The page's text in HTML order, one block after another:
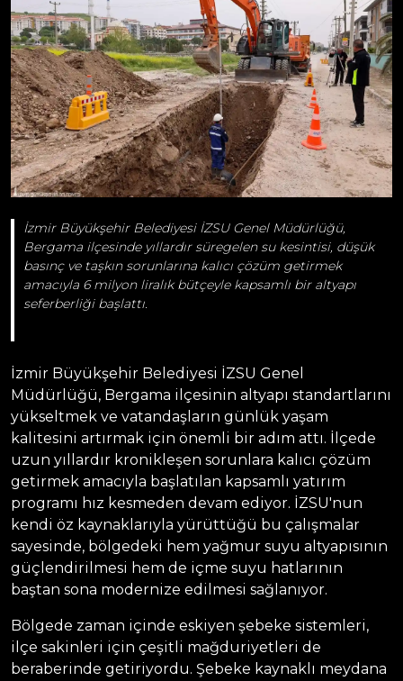
İzmir Büyükşehir Belediyesi İZSU Genel Müdürlüğü,
Bergama ilçesinde yıllardır süregelen su kesintisi, düşük
basınç ve taşkın sorunlarına kalıcı çözüm getirmek
amacıyla 6 milyon liralık bütçeyle kapsamlı bir altyapı
seferberliği başlattı.
İzmir Büyükşehir Belediyesi İZSU Genel
Müdürlüğü, Bergama ilçesinin altyapı standartlarını
yükseltmek ve vatandaşların günlük yaşam
kalitesini artırmak için önemli bir adım attı. İlçede
uzun yıllardır kronikleşen sorunlara kalıcı çözüm
getirmek amacıyla başlatılan kapsamlı yatırım
programı hız kesmeden devam ediyor. İZSU'nun
kendi öz kaynaklarıyla yürüttüğü bu çalışmalar
sayesinde, bölgedeki hem yağmur suyu altyapısının
güçlendirilmesi hem de içme suyu hatlarının
baştan sona modernize edilmesi sağlanıyor.
Bölgede zaman içinde eskiyen şebeke sistemleri,
ilçe sakinleri için çeşitli mağduriyetleri de
beraberinde getiriyordu. Şebeke kaynaklı meydana